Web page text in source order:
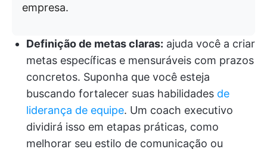
empresa.
Definição de metas claras: ajuda você a criar
metas específicas e mensuráveis com prazos
concretos. Suponha que você esteja
buscando fortalecer suas habilidades de
liderança de equipe. Um coach executivo
dividirá isso em etapas práticas, como
melhorar seu estilo de comunicação ou